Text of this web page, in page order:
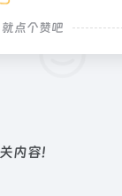
点个赞吧
内容!